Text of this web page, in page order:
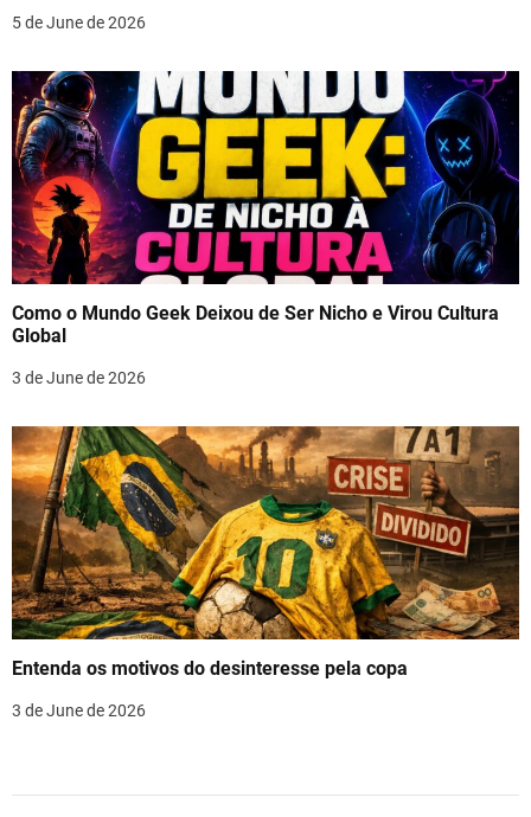
5 de June de 2026
Como o Mundo Geek Deixou de Ser Nicho e Virou Cultura
Global
3 de June de 2026
Entenda os motivos do desinteresse pela copa
3 de June de 2026